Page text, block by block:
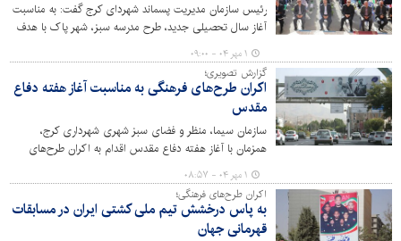
رئیس سازمان مدیریت پسماند شهردای کرج گفت: به مناسبت
آغاز سال تحصیلی جدید، طرح مدرسه سبز، شهر پاک با هدف
نهادینه‌سازی فرهنگ حفاظت از محیط زیست و ارتقای
مسئولیت‌پذیری دانش آموزان در مدارس کرج اجرا می‌شود.
۱ مهر ۰۴ - ۰۹:۰۰
گزارش تصویری؛
اکران طرح‌های فرهنگی به مناسبت آغاز هفته دفاع
مقدس
سازمان سیما، منظر و فضای سبز شهری شهرداری کرج،
همزمان با آغاز هفته دفاع مقدس اقدام به اکران طرح‌های
فرهنگی در شهر کرج کرده است.
۱ مهر ۰۴ - ۰۸:۵۷
اکران طرح‌های فرهنگی؛
به پاس درخشش تیم ملی کشتی ایران در مسابقات
قهرمانی جهان